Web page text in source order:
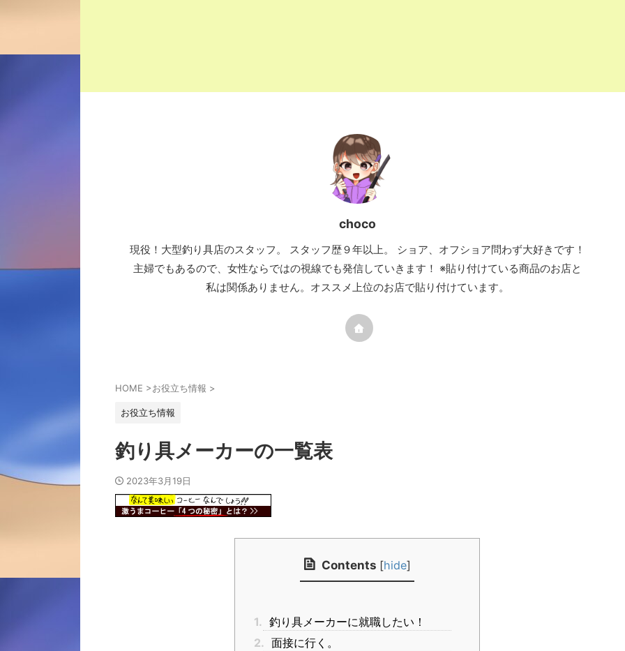
choco
現役！大型釣り具店のスタッフ。 スタッフ歴９年以上。 ショア、オフショア問わず大好きです！
主婦でもあるので、女性ならではの視線でも発信していきます！ ※貼り付けている商品のお店と
私は関係ありません。オススメ上位のお店で貼り付けています。
HOME >お役立ち情報 >
お役立ち情報
釣り具メーカーの一覧表
2023年3月19日
Contents [hide]
1. 釣り具メーカーに就職したい！
2. 面接に行く。